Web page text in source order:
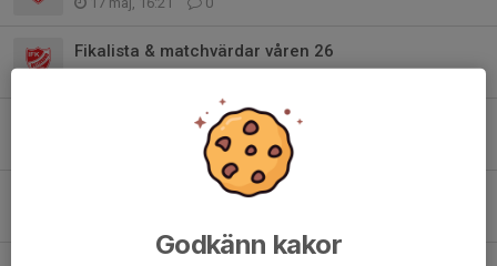
Fikalista & matchvärdar våren 26
24 mar, 08:31 0
Ansvarsfördelning föräldrar
0
Höstcupen 3-5 oktober
Godkänn kakor